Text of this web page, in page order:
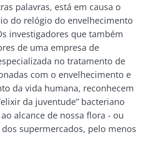
palavras, está em causa o
do relógio do envelhecimento
investigadores que também
de uma empresa de
no tratamento de
com o envelhecimento e
da vida humana, reconhecem
da juventude” bacteriano
alcance de nossa flora - ou
supermercados, pelo menos
se
da microbiota e
uma vez por mês para
da microbiota e
uma vez por mês para
com as últimas notícias
me inscrever para receber mais
sobre a Biocodex